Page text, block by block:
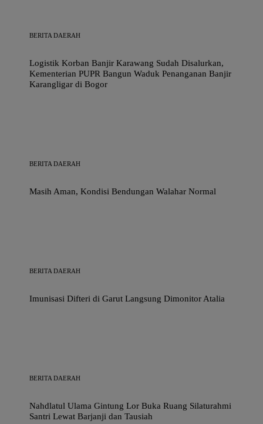
BERITA DAERAH
Logistik Korban Banjir Karawang Sudah Disalurkan,
Kementerian PUPR Bangun Waduk Penanganan Banjir
Karangligar di Bogor
BERITA DAERAH
Masih Aman, Kondisi Bendungan Walahar Normal
BERITA DAERAH
Imunisasi Difteri di Garut Langsung Dimonitor Atalia
BERITA DAERAH
Nahdlatul Ulama Gintung Lor Buka Ruang Silaturahmi
Santri Lewat Barjanji dan Tausiah